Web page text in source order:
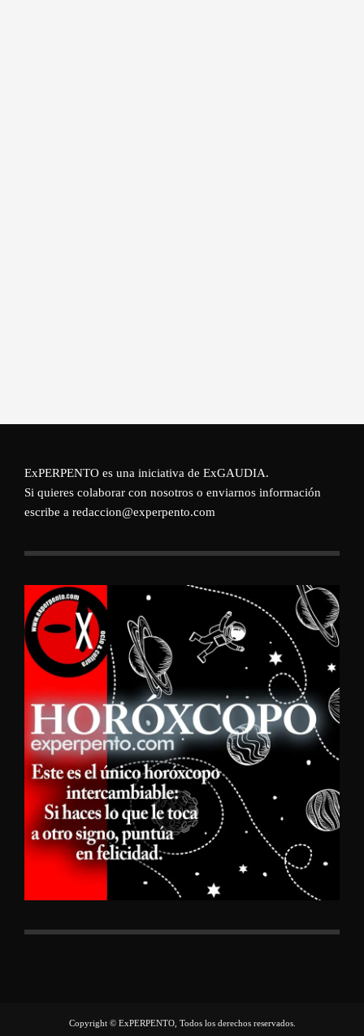
ExPERPENTO es una iniciativa de ExGAUDIA.
Si quieres colaborar con nosotros o enviarnos información
escribe a redaccion@experpento.com
Copyright © ExPERPENTO, Todos los derechos reservados.